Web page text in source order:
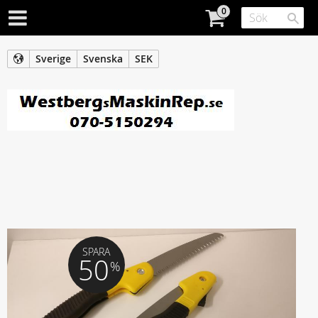
Sverige Svenska SEK
SPARA
50%